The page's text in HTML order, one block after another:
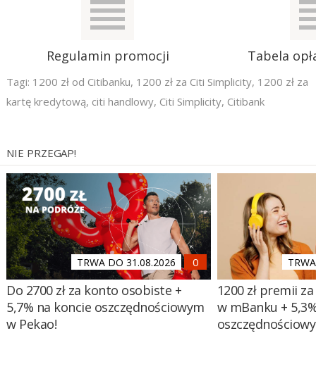
Regulamin promocji Tabela
Tagi: 1200 zł od Citibanku, 1200 zł za Citi Simplicity, 1200 zł za
kartę kredytową, citi handlowy, Citi Simplicity, Citibank
NIE PRZEGAP!
TRWA DO 31.08.2026
Do 2700 zł za konto osobiste +
5,7% na koncie oszczędnościowym
w Pekao!
1200 zł premii
w mBanku +